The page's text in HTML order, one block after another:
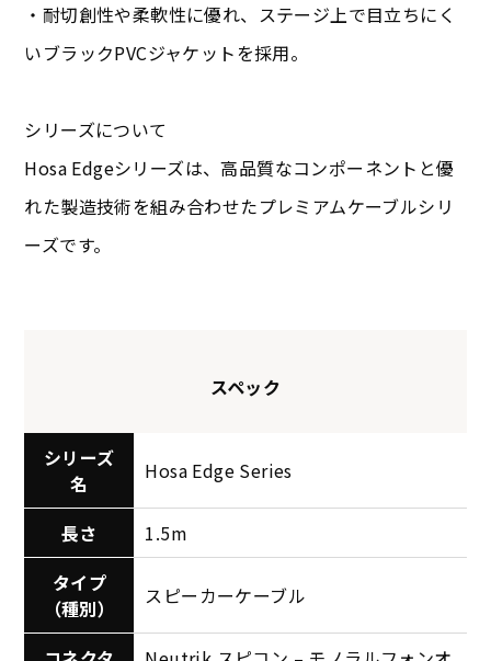
・耐切創性や柔軟性に優れ、ステージ上で目立ちにく
いブラックPVCジャケットを採用。
シリーズについて
Hosa Edgeシリーズは、高品質なコンポーネントと優
れた製造技術を組み合わせたプレミアムケーブルシリ
ーズです。
スペック
シリーズ
名
Hosa Edge Series
長さ
1.5m
タイプ
（種別）
スピーカーケーブル